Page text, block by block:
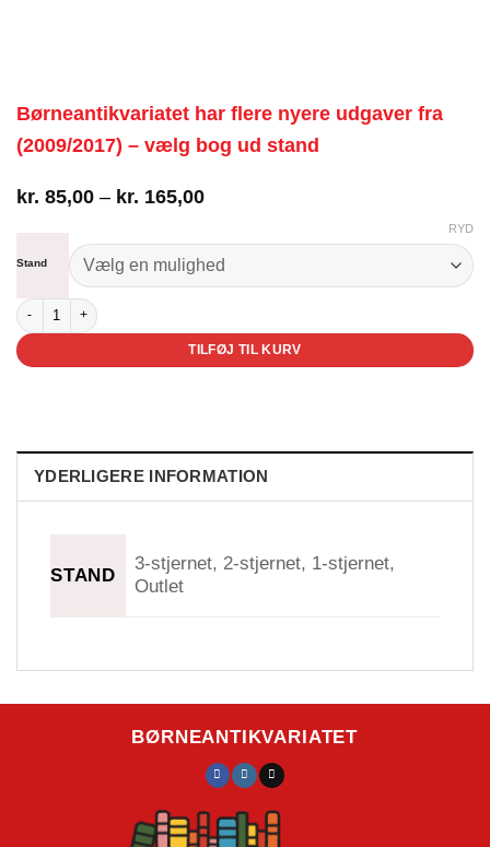
Børneantikvariatet har flere nyere udgaver fra
(2009/2017) – vælg bog ud stand
kr. 85,00 – kr. 165,00Prisinterval:
kr. 165,00
Stand
RYD
Balladen om den forsvundne mumie antal
TILFØJ TIL KURV
YDERLIGERE INFORMATION
STAND
3-stjernet, 2-stjernet, 1-stjernet,
Outlet
BØRNEANTIKVARIATET